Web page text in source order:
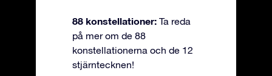
88 konstellationer: Ta reda
på mer om de 88
konstellationerna och de 12
stjärntecknen!